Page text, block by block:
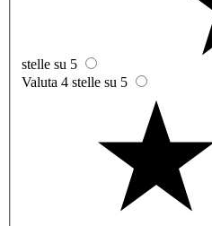
stelle su 5
Valuta 4 stelle su 5